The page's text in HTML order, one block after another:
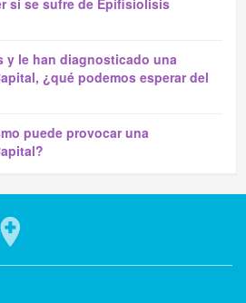
si se sufre de Epifisiolisis
y le han diagnosticado una
¿qué podemos esperar del
puede provocar una